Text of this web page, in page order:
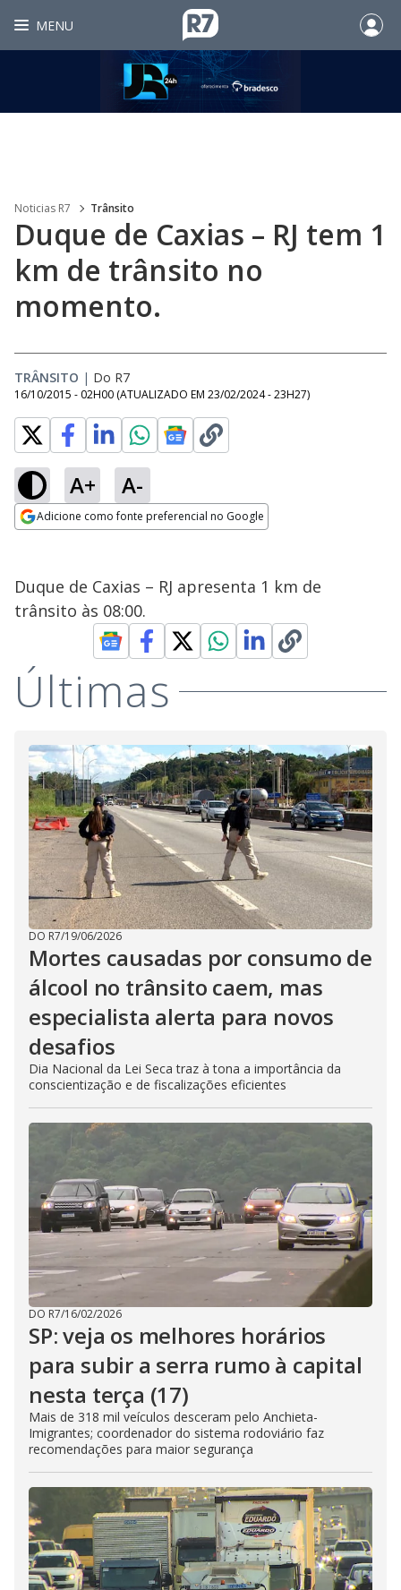
MENU
Noticias R7 Trânsito
Duque de Caxias – RJ tem 1
km de trânsito no
momento.
TRÂNSITO | Do R7
16/10/2015 - 02H00 (ATUALIZADO EM 23/02/2024 - 23H27)
A+ A-
Adicione como fonte preferencial no Google
Duque de Caxias – RJ apresenta 1 km de
trânsito às 08:00.
Últimas
DO R7/19/06/2026
Mortes causadas por consumo de
álcool no trânsito caem, mas
especialista alerta para novos
desafios
Dia Nacional da Lei Seca traz à tona a importância da
conscientização e de fiscalizações eficientes
DO R7/16/02/2026
SP: veja os melhores horários
para subir a serra rumo à capital
nesta terça (17)
Mais de 318 mil veículos desceram pelo Anchieta-
Imigrantes; coordenador do sistema rodoviário faz
recomendações para maior segurança